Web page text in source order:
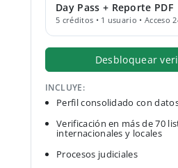
Day Pass + Reporte PDF
5 créditos • 1 usuario • Acceso
Desbloquear
INCLUYE:
Perfil consolidado con
Verificación en más de 70
internacionales y locales
Procesos judiciales